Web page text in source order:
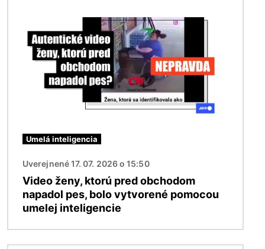
Umelá inteligencia
Uverejnené 17. 07. 2026 o 15:50
Video ženy, ktorú pred obchodom
napadol pes, bolo vytvorené pomocou
umelej inteligencie